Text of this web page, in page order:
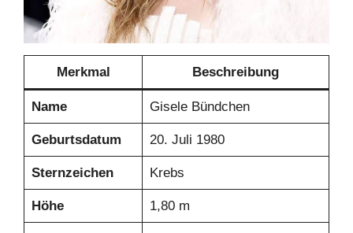
Merkmal Beschreibung
Name Gisele Bündchen
Geburtsdatum 20. Juli 1980
Sternzeichen Krebs
Höhe 1,80 m